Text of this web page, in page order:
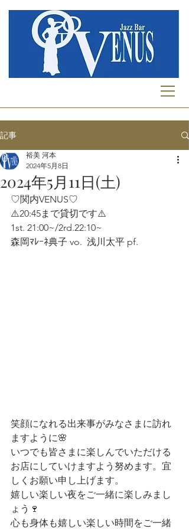
記事
2024年5月11日(土)
裕美 河本
2024年5月8日
♡関内VENUS♡
⚠️20:45まで貸切です⚠️
1st. 21:00~/2rd.22:10~
森岡ﾏﾚｰﾈ典子 vo.  浅川太平 pf.
笑顔になれる出来事がみなさまに訪れ
ますように🌸
いつでも皆さまに楽しんでいただける
お店にしていけますよう努めます。宜
しくお願い申し上げます。
嬉しい楽しい夜をご一緒に楽しみまし
ょう🍷
心も身体も嬉しい楽しい時間をご一緒